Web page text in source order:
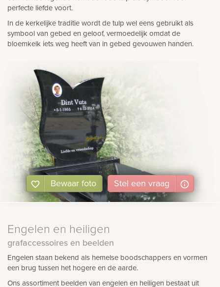
perfecte liefde voort.
In de kerkelijke traditie wordt de tulp wel eens gebruikt als
symbool van gebed en geloof, vermoedelijk omdat de
bloemkelk iets weg heeft van in gebed gevouwen handen.
Bewaar foto Stel een vraag
Engelen en heiligen
grafaccessoires en beelden
Engelen staan bekend als hemelse boodschappers en vormen
een brug tussen het hogere en de aarde.
Ons assortiment beelden van engelen en heiligen bestaat uit